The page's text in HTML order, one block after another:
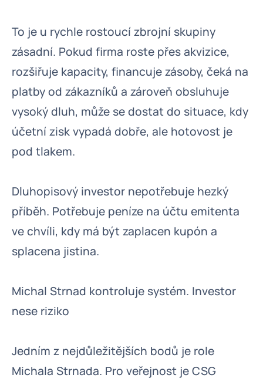
To je u rychle rostoucí zbrojní skupiny
zásadní. Pokud firma roste přes akvizice,
rozšiřuje kapacity, financuje zásoby, čeká na
platby od zákazníků a zároveň obsluhuje
vysoký dluh, může se dostat do situace, kdy
účetní zisk vypadá dobře, ale hotovost je
pod tlakem.
Dluhopisový investor nepotřebuje hezký
příběh. Potřebuje peníze na účtu emitenta
ve chvíli, kdy má být zaplacen kupón a
splacena jistina.
Michal Strnad kontroluje systém. Investor
nese riziko
Jedním z nejdůležitějších bodů je role
Michala Strnada. Pro veřejnost je CSG